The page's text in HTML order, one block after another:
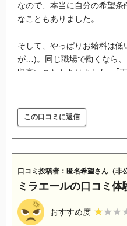
なので、本当に自分の希望
なこともありました。
そして、やっぱりお給料は
が…)。同じ職場で働くなら
収高いこともありました。｢
と指導されますが、前述の
遣は派遣とひとくくりです
とも、ほぼないでしょう。
同僚の派遣の手取りに追い
用という僅かな望みにかけ
果、転職活動中です。
しかし良い点も沢山ありま
いですし、どんな小さな問合
す。交通費や残業代は正確に
この口コミに返信
口コミ投稿者：匿名希望さん（非
ミラエールの口コミ体
おすすめ度